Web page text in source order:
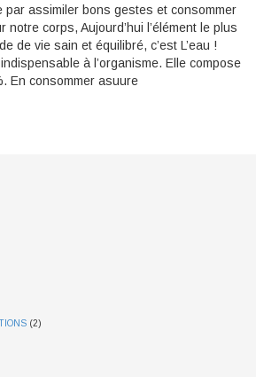
par assimiler bons gestes et consommer
corps, Aujourd’hui l’élément le plus
de vie sain et équilibré, c’est L’eau !
à l’organisme. Elle compose
En consommer asuure
(2)